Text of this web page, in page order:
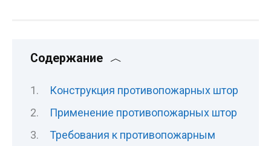
Содержание
Конструкция противопожарных штор
Применение противопожарных штор
Требования к противопожарным